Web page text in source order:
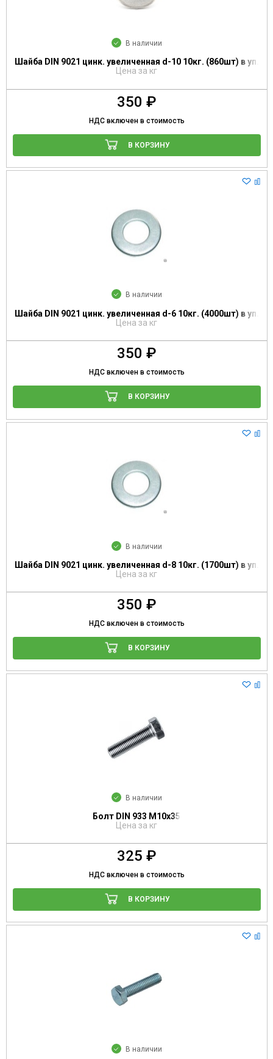
В наличии
Шайба DIN 9021 цинк. увеличенная d-10 10кг. (860шт) в уп.
Цена за кг
350 ₽
НДС включен в стоимость
В КОРЗИНУ
В наличии
Шайба DIN 9021 цинк. увеличенная d-6 10кг. (4000шт) в уп.
Цена за кг
350 ₽
НДС включен в стоимость
В КОРЗИНУ
В наличии
Шайба DIN 9021 цинк. увеличенная d-8 10кг. (1700шт) в уп.
Цена за кг
350 ₽
НДС включен в стоимость
В КОРЗИНУ
В наличии
Болт DIN 933 М10х35
Цена за кг
325 ₽
НДС включен в стоимость
В КОРЗИНУ
В наличии